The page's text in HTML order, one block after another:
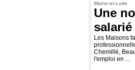
Maine-et-Loire
Une
Les Maisons
Chemillé,
l'emploi en ...